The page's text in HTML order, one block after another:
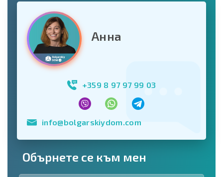
Анна
+359 8 97 97 99 03
info@bolgarskiydom.com
Обърнете се към мен